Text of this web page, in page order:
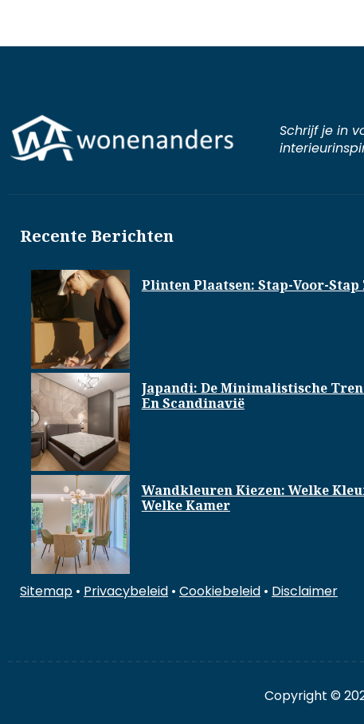
Schrijf je in
Recente Berichten
Plinten Plaatsen: Stap-Voor-Stap
Japandi: De Minimalistische
En Scandinavië
Wandkleuren Kiezen: Welke
Welke Kamer
Sitemap • Privacybeleid • Cookiebeleid • Disclaimer
Copyright ©